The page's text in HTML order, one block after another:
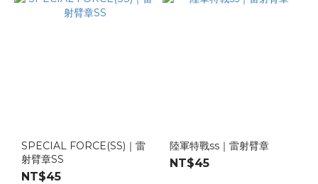
SPECIAL FORCE(SS)｜雷
射臂章SS
NT$45
陸軍特戰ss｜雷射臂章
NT$45